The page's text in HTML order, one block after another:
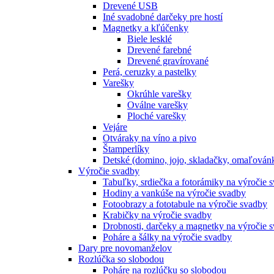
Drevené USB
Iné svadobné darčeky pre hostí
Magnetky a kľúčenky
Biele lesklé
Drevené farebné
Drevené gravírované
Perá, ceruzky a pastelky
Varešky
Okrúhle varešky
Oválne varešky
Ploché varešky
Vejáre
Otváraky na víno a pivo
Štamperlíky
Detské (domino, jojo, skladačky,
Výročie svadby
Tabuľky, srdiečka a fotorámiky na výročie
Hodiny a vankúše na výročie svadby
Fotoobrazy a fototabule na výročie svadby
Krabičky na výročie svadby
Drobnosti, darčeky a magnetky na výročie
Poháre a šálky na výročie svadby
Dary pre novomanželov
Rozlúčka so slobodou
Poháre na rozlúčku so slobodou